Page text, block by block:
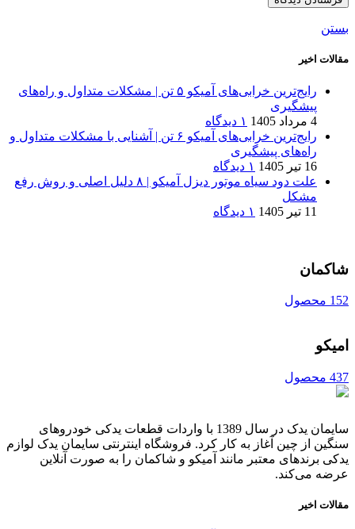
بستن
مقالات اخیر
رایج‌ترین خرابی‌های آمیکو ۵ تن | مشکلات متداول و راه‌های
پیشگیری
4 مرداد 1405
۱ دیدگاه
رایج‌ترین خرابی‌های آمیکو ۶ تن | آشنایی با مشکلات متداول و
راه‌های پیشگیری
16 تیر 1405
۱ دیدگاه
علت دود سیاه موتور دیزل آمیکو | ۸ دلیل اصلی و روش رفع
مشکل
11 تیر 1405
۱ دیدگاه
شاکمان
152 محصول
امیکو
437 محصول
سایمان یدک در سال 1389 با واردات قطعات یدکی خودروهای
سنگین از چین آغاز به کار کرد. فروشگاه اینترنتی سایمان یدک لوازم
یدکی برندهای معتبر مانند آمیکو و شاکمان را به صورت آنلاین
عرضه می‌کند.
مقالات اخیر